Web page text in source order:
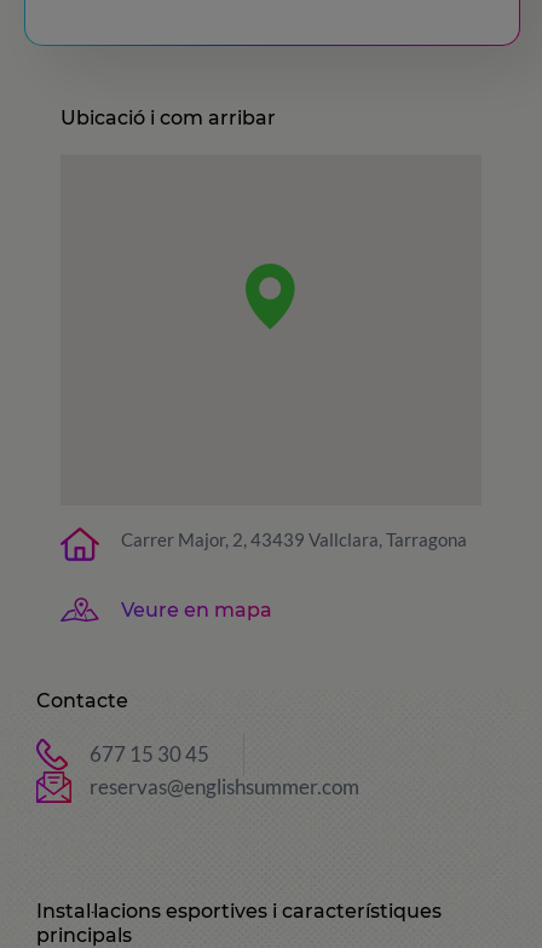
Ubicació i com arribar
Carrer Major, 2, 43439 Vallclara, Tarragona
Veure en mapa
Contacte
677 15 30 45
reservas@englishsummer.com
Instal·lacions esportives i característiques
principals